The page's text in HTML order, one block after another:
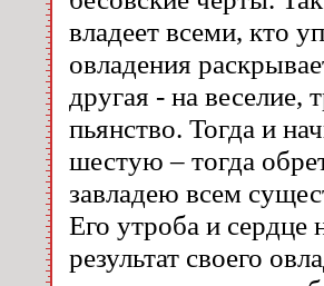
владеет всеми, кто
овладения
другая - на веселие,
пьянство. Тогда и
шестую – тогда
завладею всем
Его утроба и сердце
результат своего